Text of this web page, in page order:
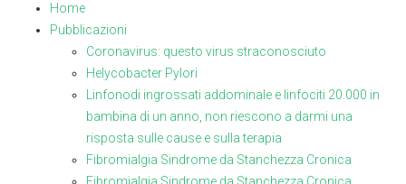
Home
Pubblicazioni
Coronavirus: questo virus straconosciuto
Helycobacter Pylori
Linfonodi ingrossati addominale e linfociti 20.000 in
bambina di un anno, non riescono a darmi una
risposta sulle cause e sulla terapia
Fibromialgia Sindrome da Stanchezza Cronica